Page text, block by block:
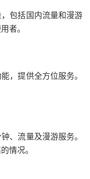
包括国内流量和漫游
者。
，提供全方位服务。
、流量及漫游服务。
情况。